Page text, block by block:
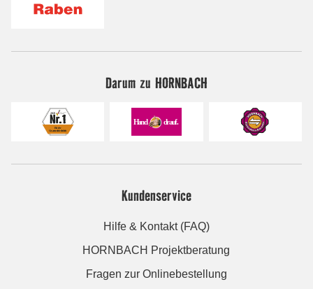
Darum zu HORNBACH
Kundenservice
Hilfe & Kontakt (FAQ)
HORNBACH Projektberatung
Fragen zur Onlinebestellung